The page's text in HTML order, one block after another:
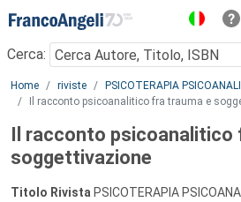
Menu
Cerca:
Main content
Home riviste PSICOTERAPIA
Il racconto psicoanalitico fra trauma e
Il racconto psicoanalitico
soggettivazione
Titolo Rivista PSICOTERAPIA